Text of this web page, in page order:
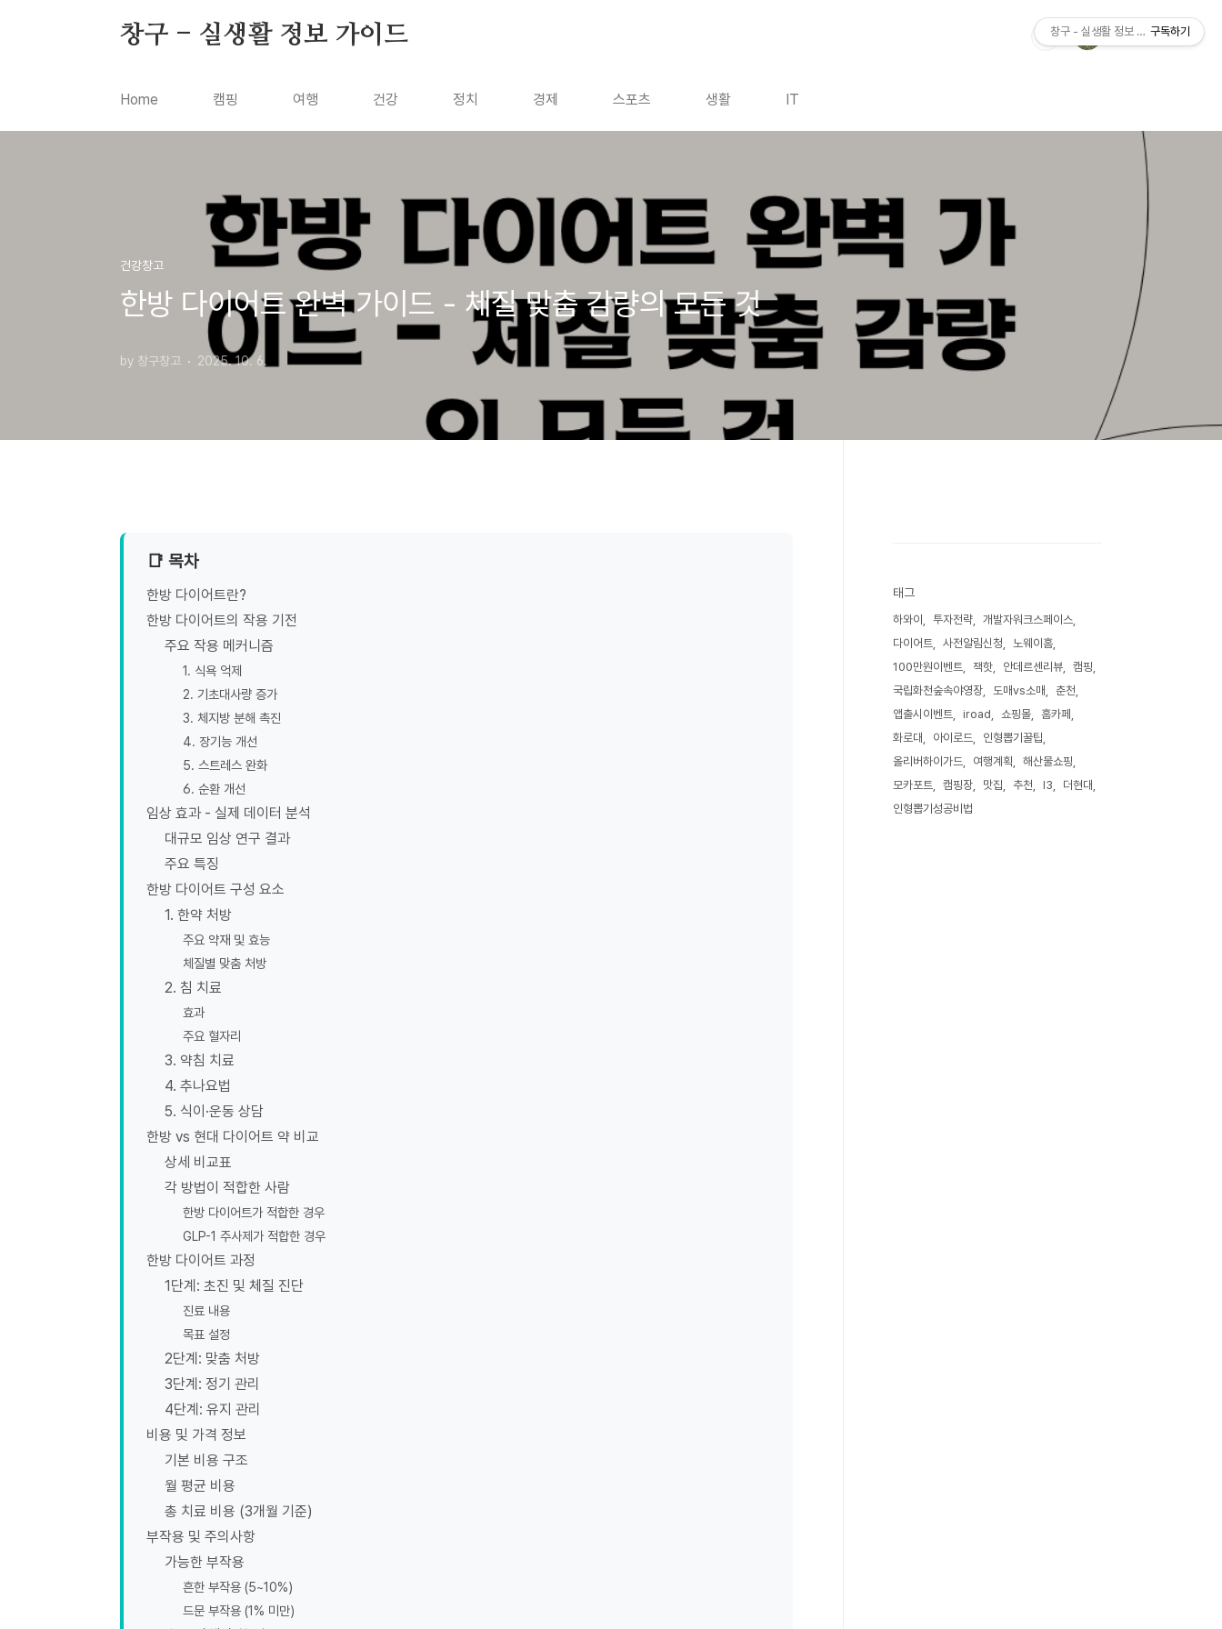
창구 - 실생활 정보 가이드
Home 캠핑 여행 건강 정치 경제 스포츠 생활 IT
건강창고
한방 다이어트 완벽 가이드 - 체질 맞춤 감량의 모든 것
by 창구창고 2025. 10. 6.
📑 목차
한방 다이어트란?
한방 다이어트의 작용 기전
주요 작용 메커니즘
1. 식욕 억제
2. 기초대사량 증가
3. 체지방 분해 촉진
4. 장기능 개선
5. 스트레스 완화
6. 순환 개선
임상 효과 - 실제 데이터 분석
대규모 임상 연구 결과
주요 특징
한방 다이어트 구성 요소
1. 한약 처방
주요 약재 및 효능
체질별 맞춤 처방
2. 침 치료
효과
주요 혈자리
3. 약침 치료
4. 추나요법
5. 식이·운동 상담
한방 vs 현대 다이어트 약 비교
상세 비교표
각 방법이 적합한 사람
한방 다이어트가 적합한 경우
GLP-1 주사제가 적합한 경우
한방 다이어트 과정
1단계: 초진 및 체질 진단
진료 내용
목표 설정
2단계: 맞춤 처방
3단계: 정기 관리
4단계: 유지 관리
비용 및 가격 정보
기본 비용 구조
월 평균 비용
총 치료 비용 (3개월 기준)
부작용 및 주의사항
가능한 부작용
흔한 부작용 (5~10%)
드문 부작용 (1% 미만)
태그
하와이 투자전략
개발자워크스페이스
다이어트
사전알림신청
노웨이홈
100만원이벤트
잭핫 안데르센리뷰
캠핑
국립화천숲속야영장
도매vs소매
춘천
앱출시이벤트
iroad 쇼핑몰
홈카페
화로대
아이로드
인형뽑기꿀팁
올리버하이가드
여행계획
해산물쇼핑
모카포트
캠핑장 맛집 추천 I3
더현대
인형뽑기성공비법
창구 - 실생활 정보 가이드구독하기